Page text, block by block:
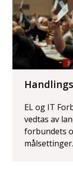
EL og IT
vedtas av
forbundets
målsettinger.